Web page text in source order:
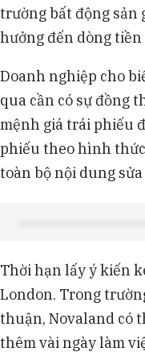
trường bất động sản
hưởng đến dòng
Doanh nghiệp cho
qua cần có sự đồng
mệnh giá trái phiếu
phiếu theo hình
toàn bộ nội dung sửa
Thời hạn lấy ý kiến
London. Trong
thuận, Novaland có
thêm vài ngày làm